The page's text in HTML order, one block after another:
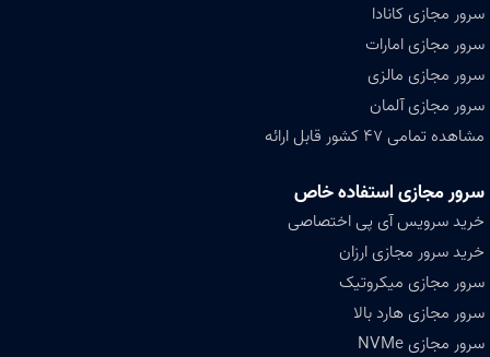
سرور مجازی کانادا
سرور مجازی امارات
سرور مجازی مالزی
سرور مجازی آلمان
مشاهده تمامی ۴۷ کشور قابل ارائه
سرور مجازی استفاده خاص
خرید سرویس آی پی اختصاصی
خرید سرور مجازی ارزان
سرور مجازی میکروتیک
سرور مجازی هارد بالا
سرور مجازی NVMe